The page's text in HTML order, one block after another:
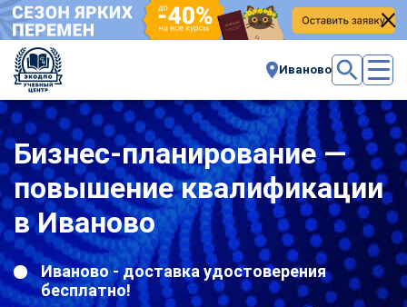
Иваново
Бизнес-планирование —
повышение квалификации
в Иваново
Иваново - доставка удостоверения
бесплатно!